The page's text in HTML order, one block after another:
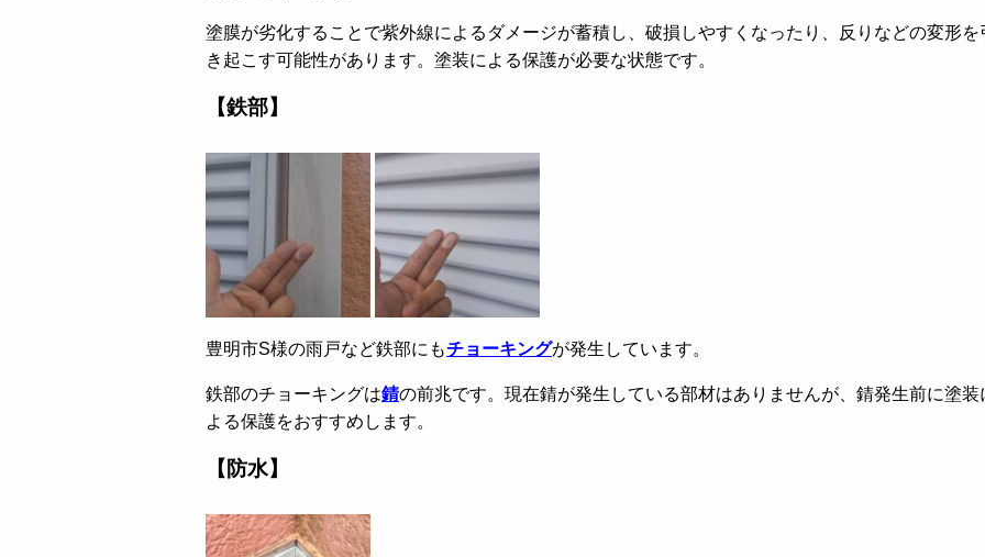
塗膜が劣化することで紫外線によるダメージが蓄積し、破損しやすくなったり、反りなどの変形を
き起こす可能性があります。塗装による保護が必要な状態です。
【鉄部】
豊明市S様の雨戸など鉄部にもチョーキングが発生しています。
鉄部のチョーキングは錆の前兆です。現在錆が発生している部材はありませんが、錆発生前に塗装
よる保護をおすすめします。
【防水】